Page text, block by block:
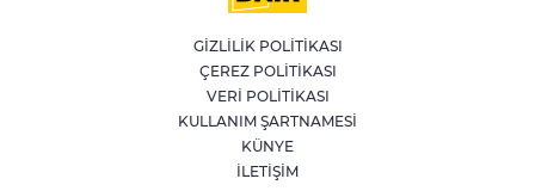
Kütahya'da kendisinden haber
alınamayan kadın çöp evde bulundu
YILDIRIM’DA ÇOCUKLAR HEM
GİZLİLİK POLİTİKASI
ÇEREZ POLİTİKASI
VERİ POLİTİKASI
KULLANIM ŞARTNAMESİ
KÜNYE
İLETİŞİM